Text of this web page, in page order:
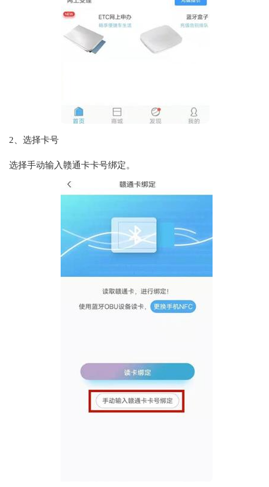
2、选择卡号
选择手动输入赣通卡卡号绑定。